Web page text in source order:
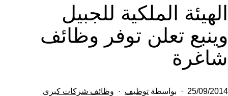
الهيئة الملكية للجبيل
وينبع تعلن توفر وظائف
شاغرة
تم
25/09/2014 بواسطة توظيف
مصنف
وظائف شركات كبرى